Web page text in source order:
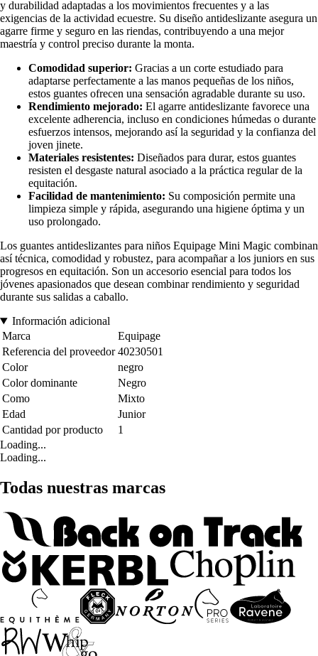
y durabilidad adaptadas a los movimientos frecuentes y a las
exigencias de la actividad ecuestre. Su diseño antideslizante asegura un
agarre firme y seguro en las riendas, contribuyendo a una mejor
maestría y control preciso durante la monta.
Comodidad superior: Gracias a un corte estudiado para
adaptarse perfectamente a las manos pequeñas de los niños,
estos guantes ofrecen una sensación agradable durante su uso.
Rendimiento mejorado: El agarre antideslizante favorece una
excelente adherencia, incluso en condiciones húmedas o durante
esfuerzos intensos, mejorando así la seguridad y la confianza del
joven jinete.
Materiales resistentes: Diseñados para durar, estos guantes
resisten el desgaste natural asociado a la práctica regular de la
equitación.
Facilidad de mantenimiento: Su composición permite una
limpieza simple y rápida, asegurando una higiene óptima y un
uso prolongado.
Los guantes antideslizantes para niños Equipage Mini Magic combinan
así técnica, comodidad y robustez, para acompañar a los juniors en sus
progresos en equitación. Son un accesorio esencial para todos los
jóvenes apasionados que desean combinar rendimiento y seguridad
durante sus salidas a caballo.
Información adicional
Marca
Equipage
Referencia del proveedor 40230501
Color
negro
Color dominante
Negro
Como
Mixto
Edad
Junior
Cantidad por producto
1
Loading...
Loading...
Todas nuestras marcas